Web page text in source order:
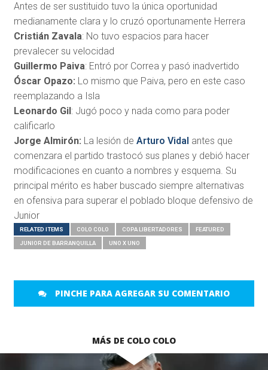
Antes de ser sustituido tuvo la única oportunidad
medianamente clara y lo cruzó oportunamente Herrera
Cristián Zavala: No tuvo espacios para hacer
prevalecer su velocidad
Guillermo Paiva: Entró por Correa y pasó inadvertido
Óscar Opazo: Lo mismo que Paiva, pero en este caso
reemplazando a Isla
Leonardo Gil : Jugó poco y nada como para poder
calificarlo
Jorge Almirón: La lesión de Arturo Vidal antes que
comenzara el partido trastocó sus planes y debió hacer
modificaciones en cuanto a nombres y esquema. Su
principal mérito es haber buscado siempre alternativas
en ofensiva para superar el poblado bloque defensivo de
Junior
RELATED ITEMS COLO COLO COPA LIBERTADORES FEATURED
JUNIOR DE BARRANQUILLA UNO X UNO
PINCHE PARA AGREGAR SU COMENTARIO
MÁS DE COLO COLO